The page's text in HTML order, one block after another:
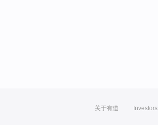
关于有道 Investors